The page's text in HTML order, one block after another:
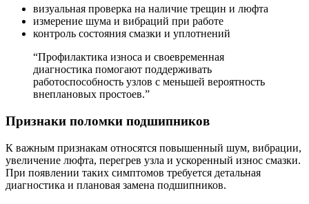
визуальная проверка на наличие трещин и люфта
измерение шума и вибраций при работе
контроль состояния смазки и уплотнений
“Профилактика износа и своевременная
диагностика помогают поддерживать
работоспособность узлов с меньшей вероятность
внеплановых простоев.”
Признаки поломки подшипников
К важным признакам относятся повышенный шум, вибрации,
увеличение люфта, перегрев узла и ускоренный износ смазки.
При появлении таких симптомов требуется детальная
диагностика и плановая замена подшипников.